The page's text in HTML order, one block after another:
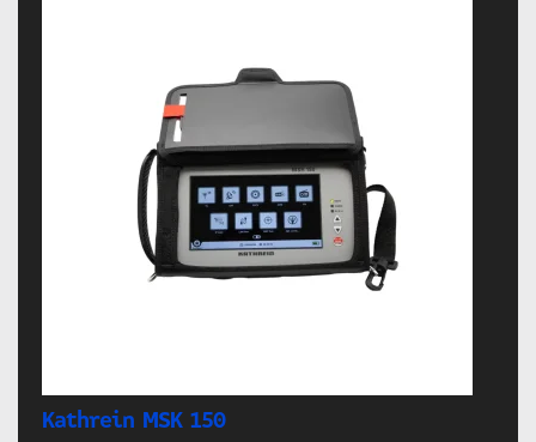
Kathrein MSK 150